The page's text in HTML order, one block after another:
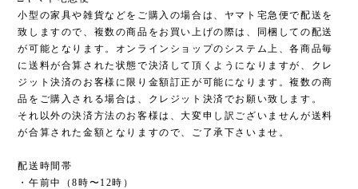
小型の家具や雑貨などをご購入の場合は、ヤマト宅急便で配送を
致しますので、複数の商品をお買い上げの際は、同梱しての配送
が可能となります。オンラインショップのシステム上、各商品毎
に送料が合算された状態で決済して頂くようになりますが、クレ
ジット決済のお客様に限り金額訂正が可能になります。複数の商
品をご購入される場合は、クレジット決済でお願い致します。
それ以外の決済方法のお客様は、大変申し訳ございませんが送料
が合算された金額となりますので、ご了承下さいませ。
配送時間帯
・午前中（8時〜12時）